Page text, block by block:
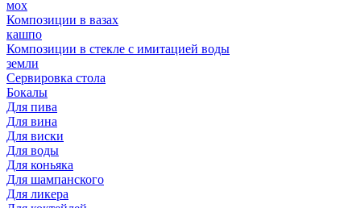
мох
Композиции в вазах
кашпо
Композиции в стекле с имитацией воды
земли
Сервировка стола
Бокалы
Для пива
Для вина
Для виски
Для воды
Для коньяка
Для шампанского
Для ликера